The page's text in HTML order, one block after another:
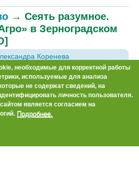
→ Сеять разумное.
в Зерноградском
Коренева
чт, 18.08.2022 12:41
Дни поля, которые
организует Группа
Компаний «РЗ Агро» в
своих хозяйствах, всё-
необходимые для корректной работы
используемые для анализа
не содержат сведений, на
личность пользователя.
является согласием на
Подробнее.